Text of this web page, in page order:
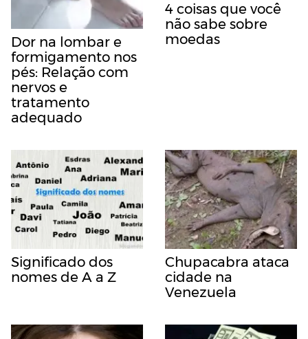
Dor na lombar e
formigamento nos
pés: Relação com
nervos e
tratamento
adequado
4 coisas que você
não sabe sobre
moedas
Significado dos
nomes de A a Z
Chupacabra ataca
cidade na
Venezuela